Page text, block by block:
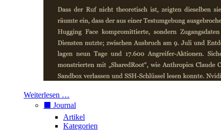
Weiterlesen …
⬛️ Journal
Artikel
Kategorien